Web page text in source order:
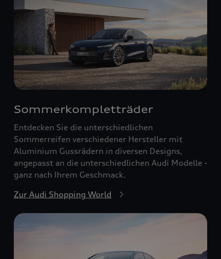
Sommerkompletträder
Entdecken Sie die unterschiedlichen
Sommerreifen verschiedener Hersteller mit
Aluminium Gussrädern in diversen Designs,
angepasst an die unterschiedlichen Audi Modelle -
ganz nach Ihrem Geschmack.
Zur Audi Shopping World